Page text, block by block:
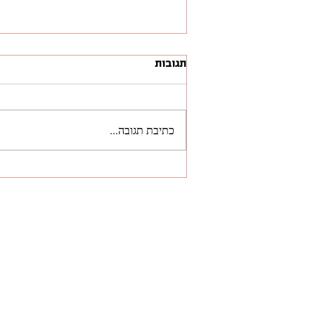
תגובות
כתיבת תגובה...